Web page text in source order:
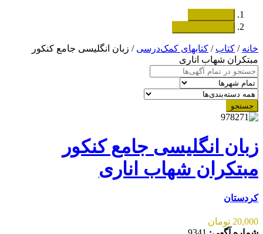
خانه/ کتاب/ کتابهای کمک‌درسی / زبان انگلیسی جامع کنکور
مبتکران شهاب اناری
جستجو
زبان انگلیسی جامع کنکور
مبتکران شهاب اناری
کردستان
20,000 تومان